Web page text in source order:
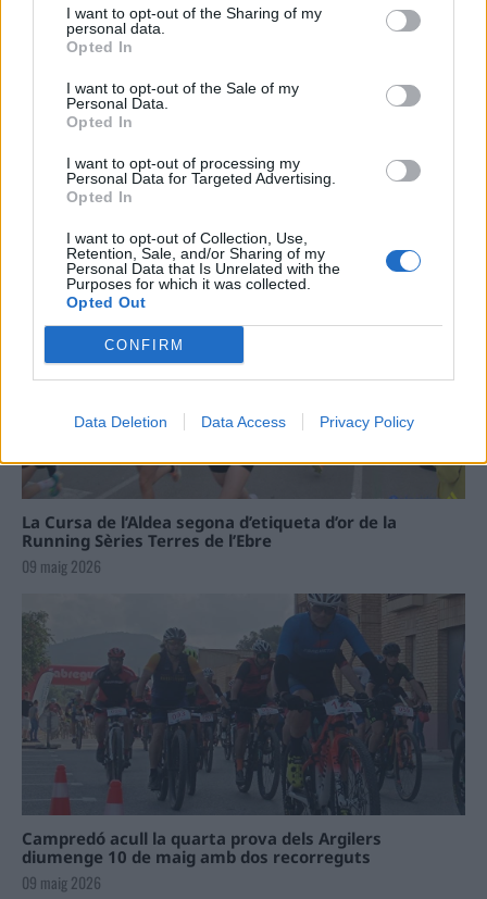
I want to opt-out of the Sharing of my
personal data.
Opted In
I want to opt-out of the Sale of my
Personal Data.
Opted In
I want to opt-out of processing my
Personal Data for Targeted Advertising.
Opted In
I want to opt-out of Collection, Use,
Retention, Sale, and/or Sharing of my
Personal Data that Is Unrelated with the
Purposes for which it was collected.
Opted Out
CONFIRM
Data Deletion Data Access Privacy Policy
“L’eclipsi serà una oportunitat també
per a gaudir de les Festes Majors
31 de juliol de 2026
La Cursa de l’Aldea segona d’etiqueta d’or de la
Running Sèries Terres de l’Ebre
09 maig 2026
Campredó acull la quarta prova dels Argilers
diumenge 10 de maig amb dos recorreguts
09 maig 2026